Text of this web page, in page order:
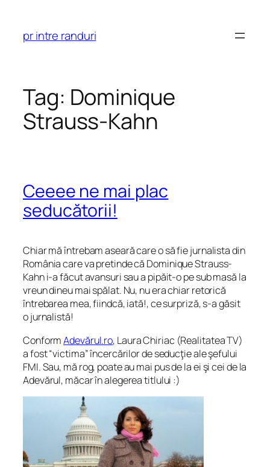
content
pr intre randuri
Tag: Dominique
Strauss-Kahn
Ceeee ne mai plac
seducătorii!
Chiar mă întrebam aseară care o să fie jurnalista din
România care va pretinde că Dominique Strauss-
Kahn i-a făcut avansuri sau a pipăit-o pe sub masă la
vreun dineu mai spălat. Nu, nu era chiar retorică
întrebarea mea, fiindcă, iată!, ce surpriză, s-a găsit
o jurnalistă!
ConformAdevărul.ro, Laura Chiriac (Realitatea TV)
a fost “victima” încercărilor de seducţie ale şefului
FMI. Sau, mă rog, poate au mai pus de la ei şi cei de la
Adevărul, măcar în alegerea titlului :)